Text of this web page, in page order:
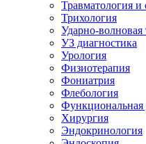
Травматология и
Трихология
Ударно-волновая
УЗ диагностика
Урология
Физиотерапия
Фониатрия
Флебология
Функциональная
Хирургия
Эндокринология